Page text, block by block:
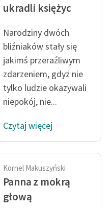
ukradli księżyc
Narodziny dwóch
bliźniaków stały się
jakimś przeraźliwym
zdarzeniem, gdyż nie
tylko ludzie okazywali
niepokój, nie...
Czytaj więcej
Kornel Makuszyński
Panna z mokrą
głową